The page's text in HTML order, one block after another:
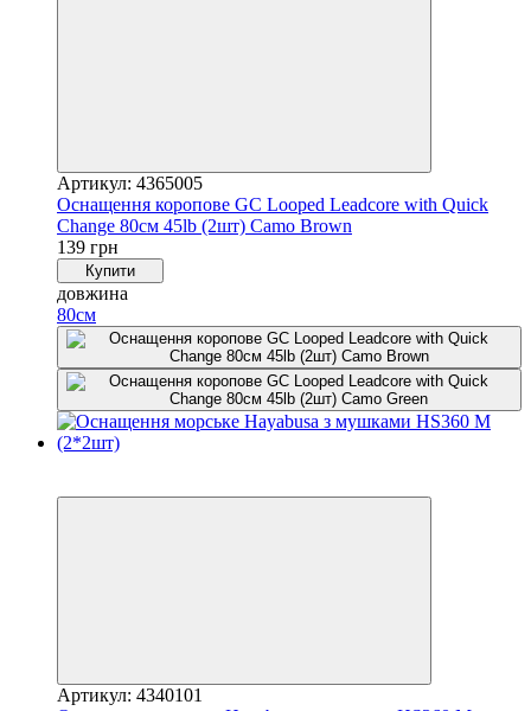
Артикул: 4365005
Оснащення коропове GC Looped Leadcore with Quick
Change 80см 45lb (2шт) Camo Brown
139 грн
Купити
довжина
80см
Артикул: 4340101